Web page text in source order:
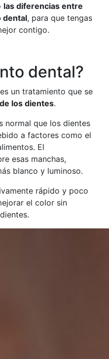
las diferencias entre
dental, para que tengas
contigo.
dental?
un tratamiento que se
los dientes.
normal que los dientes
a factores como el
El
esas manchas,
blanco y luminoso.
rápido y poco
el color sin